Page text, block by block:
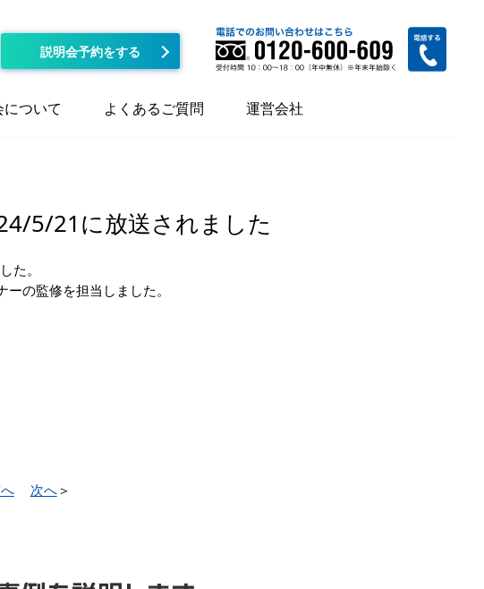
説明会予約をする
ついて よくあるご質問 運営会社
5/21に放送されました
た。
の監修を担当しました。
次へ＞